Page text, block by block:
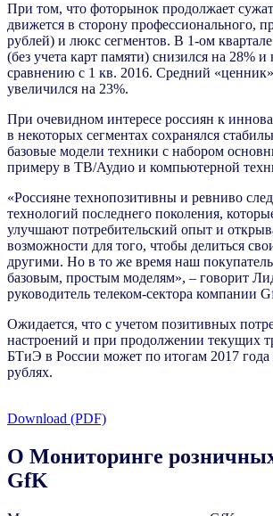
При том, что фоторынок продолжает
движется в сторону профессионального,
рублей) и люкс сегментов. В 1-ом
(без учета карт памяти) снизился на 28%
сравнению с 1 кв. 2016. Средний
увеличился на 23%.
При очевидном интересе россиян к
в некоторых сегментах сохранялся
базовые модели техники с набором
примеру в ТВ/Аудио и компьютерной
«Россияне технопозитивны и ревниво
технологий последнего поколения,
улучшают потребительский опыт и
возможности для того, чтобы делиться
другими. Но в то же время наш
базовым, простым моделям», – говорит
руководитель телеком-сектора компании
Ожидается, что с учетом позитивных
настроений и при продолжении текущих
БТиЭ в России может по итогам 2017 года
рублях.
Download (PDF)
О Мониторинге
GfK